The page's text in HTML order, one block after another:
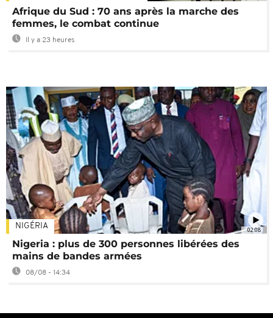
Afrique du Sud : 70 ans après la marche des
femmes, le combat continue
Il y a 23 heures
02:08
NIGÉRIA
Nigeria : plus de 300 personnes libérées des
mains de bandes armées
08/08 - 14:34